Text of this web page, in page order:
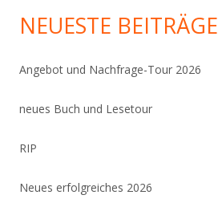
NEUESTE BEITRÄGE
Angebot und Nachfrage-Tour 2026
neues Buch und Lesetour
RIP
Neues erfolgreiches 2026